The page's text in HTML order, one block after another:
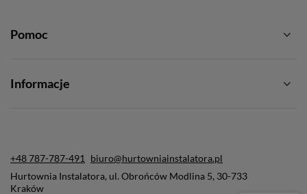
Pomoc
Informacje
+48 787-787-491
biuro@hurtowniainstalatora.pl
Hurtownia Instalatora, ul. Obrońców Modlina 5, 30-733
Kraków